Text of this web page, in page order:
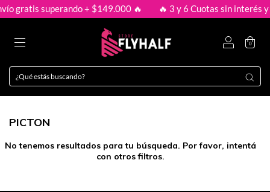
gratis superando + $149.000 🔥 🔥 3 y 6 Cuotas sin interés
0
PICTON
No tenemos resultados para tu búsqueda. Por favor, intentá
con otros filtros.